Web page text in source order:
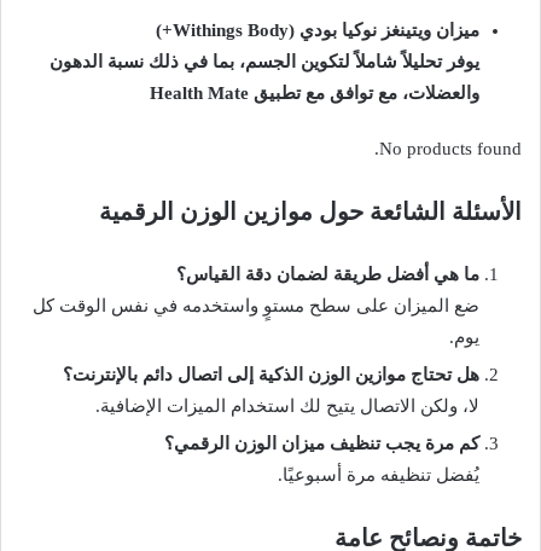
ميزان ويتينغز نوكيا بودي (Withings Body+)
يوفر تحليلاً شاملاً لتكوين الجسم، بما في ذلك نسبة الدهون
والعضلات، مع توافق مع تطبيق Health Mate
No products found.
الأسئلة الشائعة حول موازين الوزن الرقمية
ما هي أفضل طريقة لضمان دقة القياس؟
ضع الميزان على سطح مستوٍ واستخدمه في نفس الوقت كل
يوم.
هل تحتاج موازين الوزن الذكية إلى اتصال دائم بالإنترنت؟
لا، ولكن الاتصال يتيح لك استخدام الميزات الإضافية.
كم مرة يجب تنظيف ميزان الوزن الرقمي؟
يُفضل تنظيفه مرة أسبوعيًا.
خاتمة ونصائح عامة